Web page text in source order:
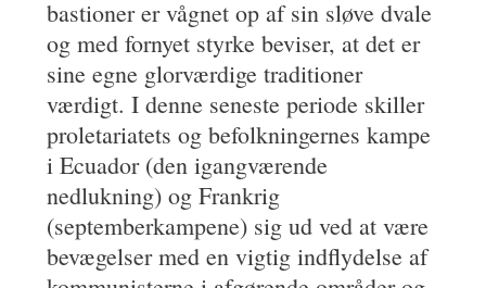
bastioner er vågnet op af sin sløve dvale
og med fornyet styrke beviser, at det er
sine egne glorværdige traditioner
værdigt. I denne seneste periode skiller
proletariatets og befolkningernes kampe
i Ecuador (den igangværende
nedlukning) og Frankrig
(septemberkampene) sig ud ved at være
bevægelser med en vigtig indflydelse af